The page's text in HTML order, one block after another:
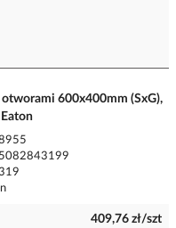
otworami 600x400mm (SxG),
409,76 zł/szt